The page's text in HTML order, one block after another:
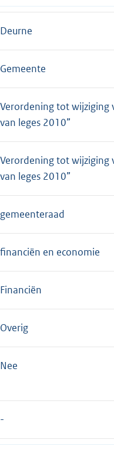
Deurne
Gemeente
Verordening tot wijziging
van leges 2010”
Verordening tot wijziging
van leges 2010”
gemeenteraad
financiën en economie
Financiën
Overig
Nee